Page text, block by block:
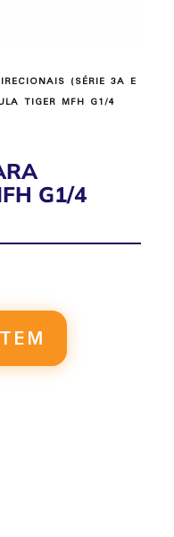
(SÉRIE 3A E
TIGER MFH G1/4
G1/4